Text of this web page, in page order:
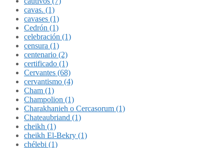
cavas. (1)
cavases (1)
Cedrón (1)
celebración (1)
censura (1)
centenario (2)
certificado (1)
Cervantes (68)
cervantismo (4)
Cham (1)
Champolion (1)
Charakhanieh o Cercasorum (1)
Chateaubriand (1)
cheikh (1)
cheikh El-Bekry (1)
chélebi (1)